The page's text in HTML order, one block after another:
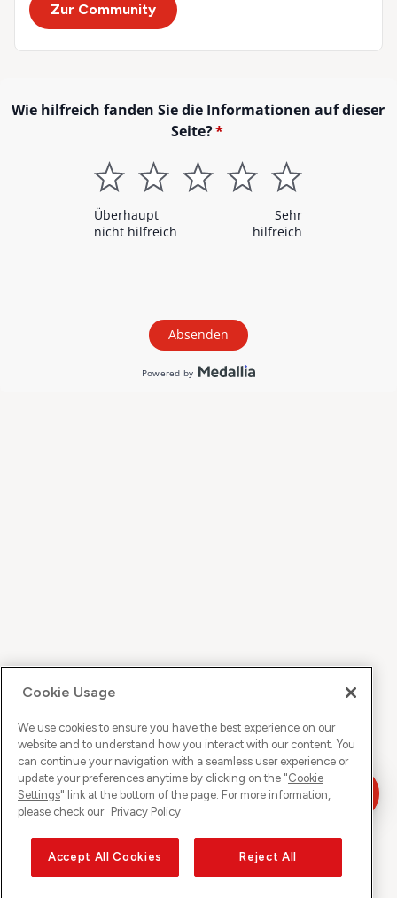
Zur Community
Cookie Usage
We use cookies to ensure you have the best experience on our
website and to understand how you interact with our content. You
can continue your navigation with a seamless user experience or
update your preferences anytime by clicking on the "Cookie
Settings" link at the bottom of the page. For more information,
please check our Privacy Policy
Accept All Cookies Reject All